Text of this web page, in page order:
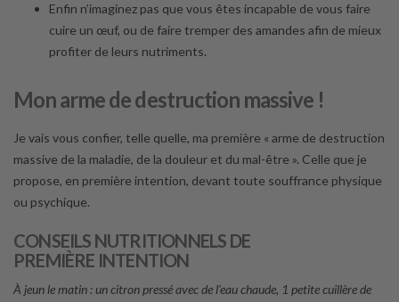
Enfin n’imaginez pas que vous êtes incapable de vous faire
cuire un œuf, ou de faire tremper des amandes afin de mieux
profiter de leurs nutriments.
Mon arme de destruction massive !
Je vais vous confier, telle quelle, ma première « arme de destruction
massive de la maladie, de la douleur et du mal-être ». Celle que je
propose, en première intention, devant toute souffrance physique
ou psychique.
CONSEILS NUTRITIONNELS DE
PREMIÈRE INTENTION
À jeun le matin : un citron pressé avec de l’eau chaude, 1 petite cuillère de